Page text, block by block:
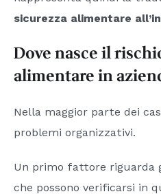
sicurezza alimentare
Dove nasce il
alimentare in
Nella maggior parte dei
problemi organizzativi.
Un primo fattore riguarda
che possono verificarsi in